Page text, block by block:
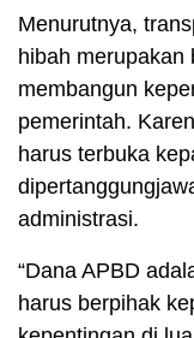
Menurutnya,
hibah merupakan
membangun
pemerintah.
harus terbuka
administrasi.
“Dana APBD
harus berpihak